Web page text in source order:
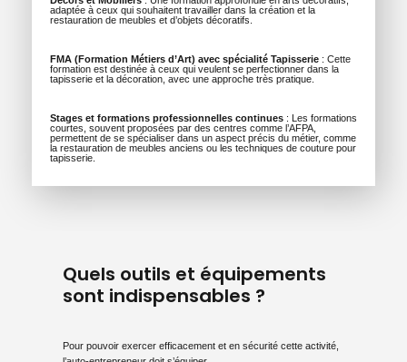
adaptée à ceux qui souhaitent travailler dans la création et la
restauration de meubles et d’objets décoratifs.
FMA (Formation Métiers d’Art) avec spécialité Tapisserie : Cette
formation est destinée à ceux qui veulent se perfectionner dans la
tapisserie et la décoration, avec une approche très pratique.
Stages et formations professionnelles continues : Les formations
courtes, souvent proposées par des centres comme l’AFPA,
permettent de se spécialiser dans un aspect précis du métier, comme
la restauration de meubles anciens ou les techniques de couture pour
tapisserie.
Quels outils et équipements
sont indispensables ?
Pour pouvoir exercer efficacement et en sécurité cette activité,